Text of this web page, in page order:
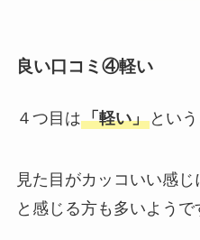
良い口コミ④軽い
４つ目は「軽い」とい
見た目がカッコいい感
と感じる方も多いようで